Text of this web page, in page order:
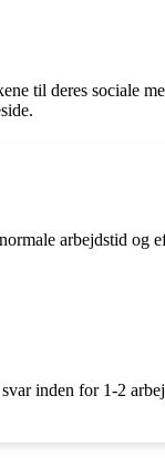
til deres sociale
arbejdstid og
inden for 1-2